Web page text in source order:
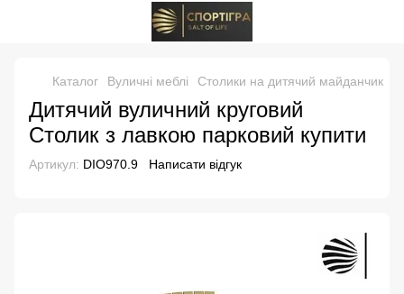
Каталог Вуличні меблі Столики на дитячий майданчик
Дитячий вуличний круговий
Столик з лавкою парковий купити
Артикул: DIO970.9 Написати відгук